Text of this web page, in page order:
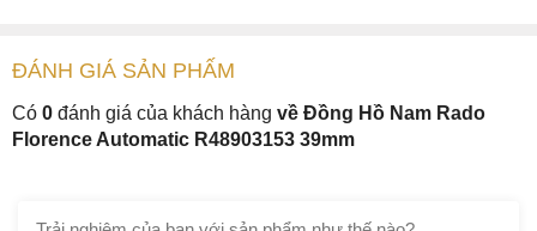
ĐÁNH GIÁ SẢN PHẤM
Có 0 đánh giá của khách hàng về Đồng Hồ Nam Rado
Florence Automatic R48903153 39mm